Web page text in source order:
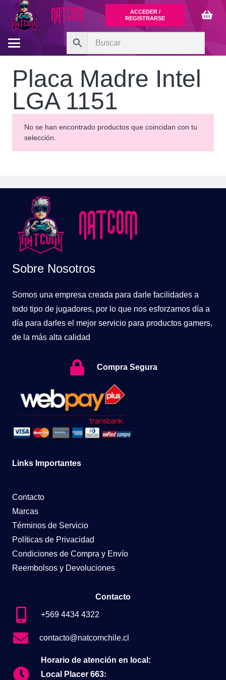
ACCEDER /
REGISTRARSE
Placa Madre Intel
LGA 1151
No se han encontrado productos que coincidan con tu
selección.
Sobre Nosotros
Somos una empresa creada para darle facilidades a
todo tipo de jugadores, por lo que nos esforzamos día a
día para darles el mejor servicio para productos gamers,
de la más alta calidad
Compra Segura
Links Importantes
Contacto
Marcas
Términos de Servicio
Políticas de Privacidad
Condiciones de Compra y Envío
Reembolsos y Devoluciones
Contacto
+569 4434 4322
contacto@natcomchile.cl
Horario de atención en local:
Local Placer 663: